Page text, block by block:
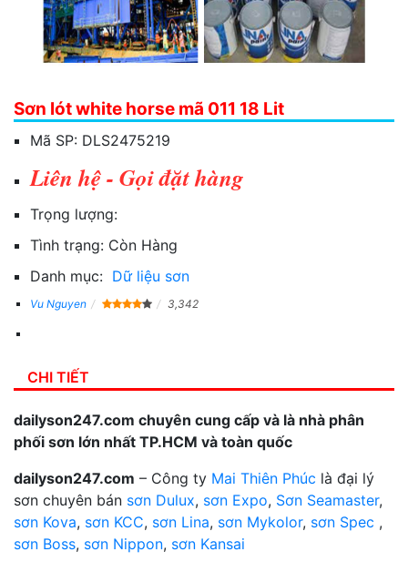
Sơn lót white horse mã 011 18 Lit
Mã SP: DLS2475219
Liên hệ - Gọi đặt hàng
Trọng lượng:
Tình trạng: Còn Hàng
Danh mục: Dữ liệu sơn
Vu Nguyen 3,342
CHI TIẾT
dailyson247.com chuyên cung cấp và là nhà phân
phối sơn lớn nhất TP.HCM và toàn quốc
dailyson247.com – Công ty Mai Thiên Phúc là đại lý
sơn chuyên bán sơn Dulux, sơn Expo, Sơn Seamaster,
sơn Kova, sơn KCC, sơn Lina, sơn Mykolor, sơn Spec ,
sơn Boss, sơn Nippon, sơn Kansai